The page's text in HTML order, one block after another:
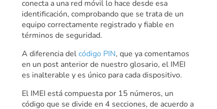
conecta a una red móvil lo hace desde esa
identificación, comprobando que se trata de un
equipo correctamente registrado y fiable en
términos de seguridad.
A diferencia delcódigo PIN, que ya comentamos
en un post anterior de nuestro glosario, el IMEI
es inalterable y es único para cada dispositivo.
El IMEI está compuesta por 15 números, un
código que se divide en 4 secciones, de acuerdo a